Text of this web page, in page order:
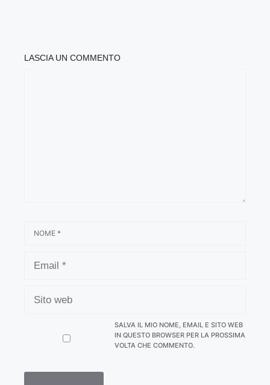
LASCIA UN COMMENTO
WEB
SALVA IL MIO NOME, EMAIL E SITO WEB
IN QUESTO BROWSER PER LA PROSSIMA
VOLTA CHE COMMENTO.